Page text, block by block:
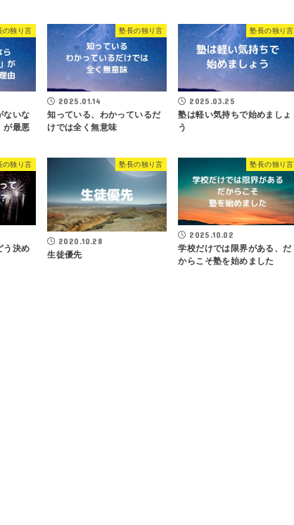
の独り言
ないな
が最悪
塾長の独り言
2025.01.14
知っている、わかっているだ
けでは全く無意味
塾長の独り言
2025.03.25
塾は軽い気持ちで始めましょ
う
の独り言
う決め
塾長の独り言
2020.10.28
生徒優先
塾長の独り言
2025.10.02
学校だけでは限界がある、だ
からこそ塾を始めました